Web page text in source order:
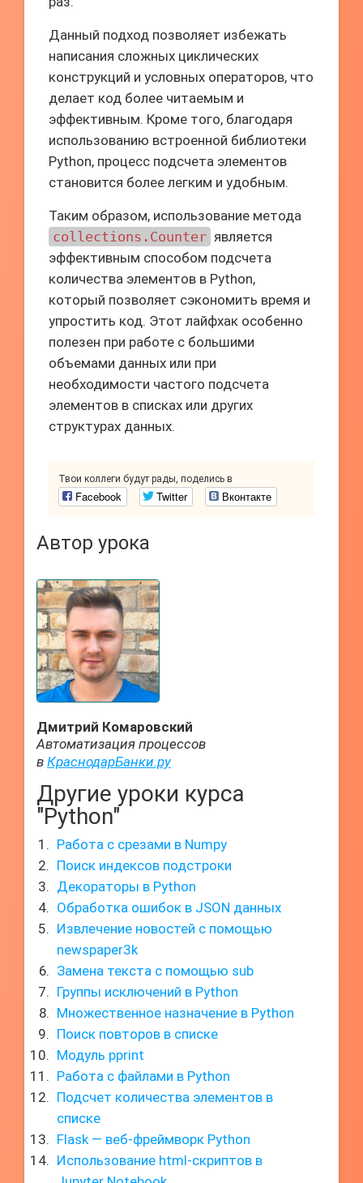
Данный подход позволяет избежать
написания сложных циклических
конструкций и условных операторов, что
делает код более читаемым и
эффективным. Кроме того, благодаря
использованию встроенной библиотеки
Python, процесс подсчета элементов
становится более легким и удобным.
Таким образом, использование метода
collections.Counter является
эффективным способом подсчета
количества элементов в Python,
который позволяет сэкономить время и
упростить код. Этот лайфхак особенно
полезен при работе с большими
объемами данных или при
необходимости частого подсчета
элементов в списках или других
структурах данных.
Твои коллеги будут рады, поделись в
Facebook Twitter Вконтакте
Автор урока
Дмитрий Комаровский
Автоматизация процессов
в КраснодарБанки.ру
Другие уроки курса
"Python"
Работа с срезами в Numpy
Поиск индексов подстроки
Декораторы в Python
Обработка ошибок в JSON данных
Извлечение новостей с помощью
newspaper3k
Замена текста с помощью sub
Группы исключений в Python
Множественное назначение в Python
Поиск повторов в списке
Модуль pprint
Работа с файлами в Python
Подсчет количества элементов в
списке
Flask — веб-фреймворк Python
Использование html-скриптов в